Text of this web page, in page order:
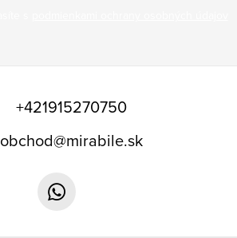
+421915270750
obchod@mirabile.sk